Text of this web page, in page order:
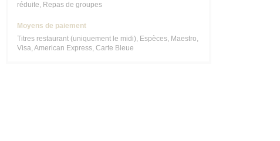
réduite, Repas de groupes
Moyens de paiement
Titres restaurant (uniquement le midi), Espèces, Maestro,
Visa, American Express, Carte Bleue